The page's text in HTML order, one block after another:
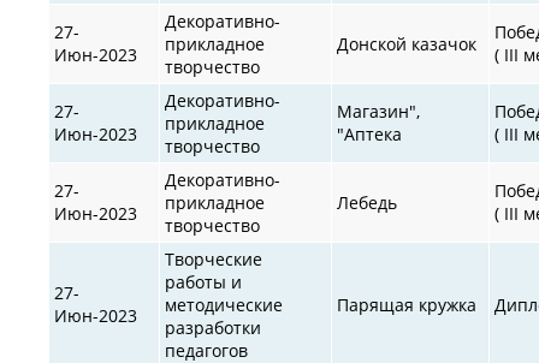
27-
Июн-2023
Декоративно-
прикладное
творчество
Донской казачок
( III
27-
Июн-2023
Декоративно-
прикладное
творчество
Магазин",
"Аптека
( III
27-
Июн-2023
Декоративно-
прикладное
творчество
Лебедь
( III
27-
Июн-2023
Творческие
работы и
методические
разработки
педагогов
Парящая кружка